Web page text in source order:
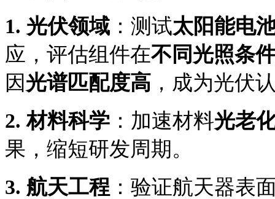
1. 光伏领域 ：测试太阳能电
应，评估组件在不同光照条
因光谱匹配度高 ，成为光伏
2.材料科学 ：加速材料光老
果，缩短研发周期。
3. 航天工程 ：验证航天器表